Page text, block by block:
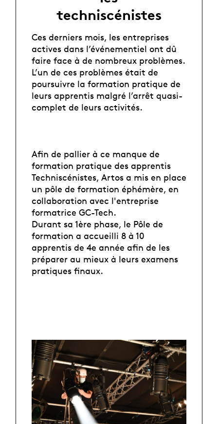
techniscénistes
Ces derniers mois, les entreprises
actives dans l’événementiel ont dû
faire face à de nombreux problèmes.
L’un de ces problèmes était de
poursuivre la formation pratique de
leurs apprentis malgré l’arrêt quasi-
complet de leurs activités.
Afin de pallier à ce manque de
formation pratique des apprentis
Techniscénistes, Artos a mis en place
un pôle de formation éphémère, en
collaboration avec l'entreprise
formatrice GC-Tech.
Durant sa 1ère phase, le Pôle de
formation a accueilli 8 à 10
apprentis de 4e année afin de les
préparer au mieux à leurs examens
pratiques finaux.